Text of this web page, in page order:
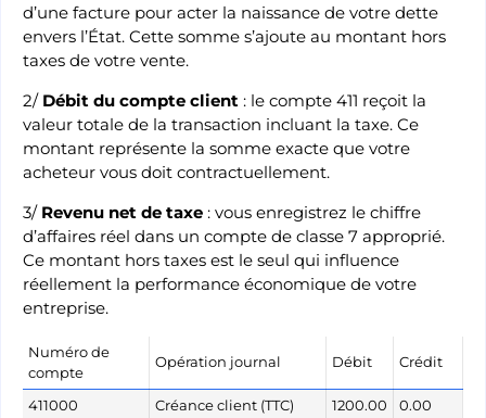
d’une facture pour acter la naissance de votre dette
envers l’État. Cette somme s’ajoute au montant hors
taxes de votre vente.
2/ Débit du compte client : le compte 411 reçoit la
valeur totale de la transaction incluant la taxe. Ce
montant représente la somme exacte que votre
acheteur vous doit contractuellement.
3/ Revenu net de taxe : vous enregistrez le chiffre
d’affaires réel dans un compte de classe 7 approprié.
Ce montant hors taxes est le seul qui influence
réellement la performance économique de votre
entreprise.
Numéro de
compte
Opération journal Débit Crédit
411000 Créance client (TTC) 1200.00
0.00